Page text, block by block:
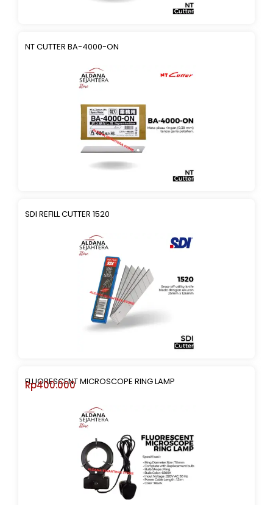
NT CUTTER BA-4000-ON
SDI REFILL CUTTER 1520
FLUORESCENT MICROSCOPE RING LAMP
Rp400.000